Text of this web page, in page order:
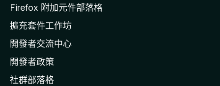
l
a
官
網
Firefox 附加元件部落格
擴充套件工作坊
開發者交流中心
開發者政策
社群部落格